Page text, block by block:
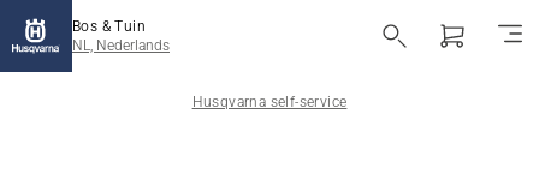
Bos & Tuin
NL, Nederlands
Husqvarna self-service